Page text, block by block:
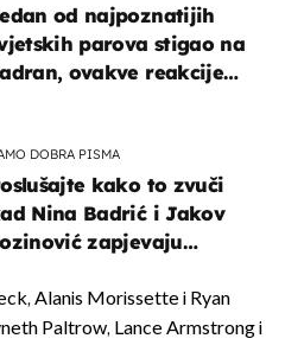
od najpoznatijih
parova stigao na
ovakve reakcije
DOBRA PISMA
kako to zvuči
Nina Badrić i Jakov
zapjevaju
Alanis Morissette i Ryan
Paltrow, Lance Armstrong i